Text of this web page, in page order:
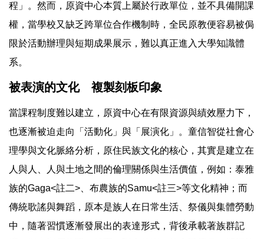
程」。然而，原資中心本質上屬於行政單位，並不具備開課
權，當學校又缺乏跨單位合作機制時，全民原教便容易被侷
限於活動辦理與短期成果展示，難以真正進入大學知識體
系。
被表演的文化 複製刻板印象
當課程制度難以建立，原資中心在有限資源與績效壓力下，
也逐漸被迫走向「活動化」與「展演化」。童信智從社會心
理學與文化脈絡分析，原住民族文化的核心，其實是建立在
人與人、人與土地之間的倫理關係與生活價值，例如：泰雅
族的Gaga<註二>、布農族的Samu<註三>等文化精神；而
傳統歌謠與舞蹈，原本是族人在日常生活、祭儀與集體勞動
中，隨著習慣逐漸發展出的表達形式，背後承載著族群記